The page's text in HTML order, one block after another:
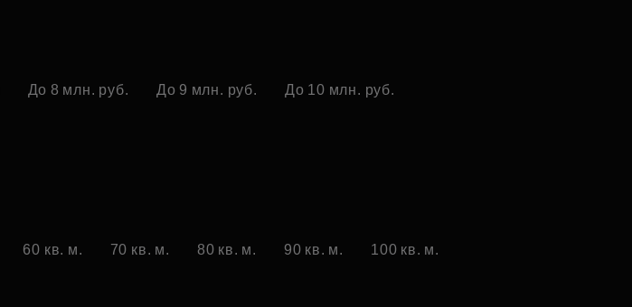
До 8 млн. руб. До 9 млн. руб. До 10 млн. руб.
60 кв. м. 70 кв. м. 80 кв. м. 90 кв. м. 100 кв. м.